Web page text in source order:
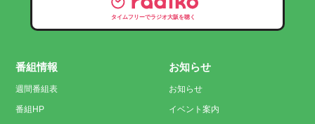
タイムフリーでラジオ大阪を聴く
番組情報
週間番組表
番組HP
お知らせ
お知らせ
イベント案内